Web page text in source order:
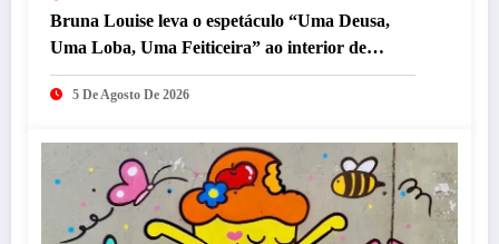
Bruna Louise leva o espetáculo “Uma Deusa,
Uma Loba, Uma Feiticeira” ao interior de
Minas Gerais neste sábado (8)
5 De Agosto De 2026